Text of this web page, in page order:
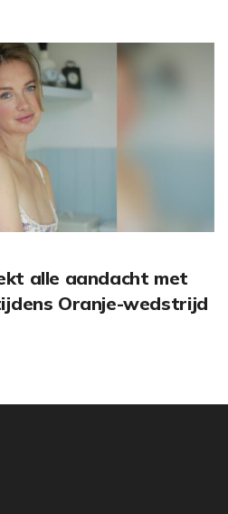
alle aandacht met
Oranje-wedstrijd